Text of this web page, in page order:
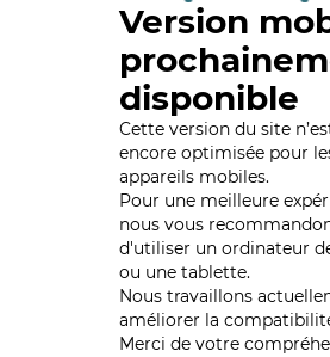
Version
disponible
Cette version du site
encore optimisée pour
appareils mobiles.
Pour une meilleure
nous vous
d'utiliser un ordinateur
ou une tablette.
Nous travaillons
améliorer la
Merci de votre